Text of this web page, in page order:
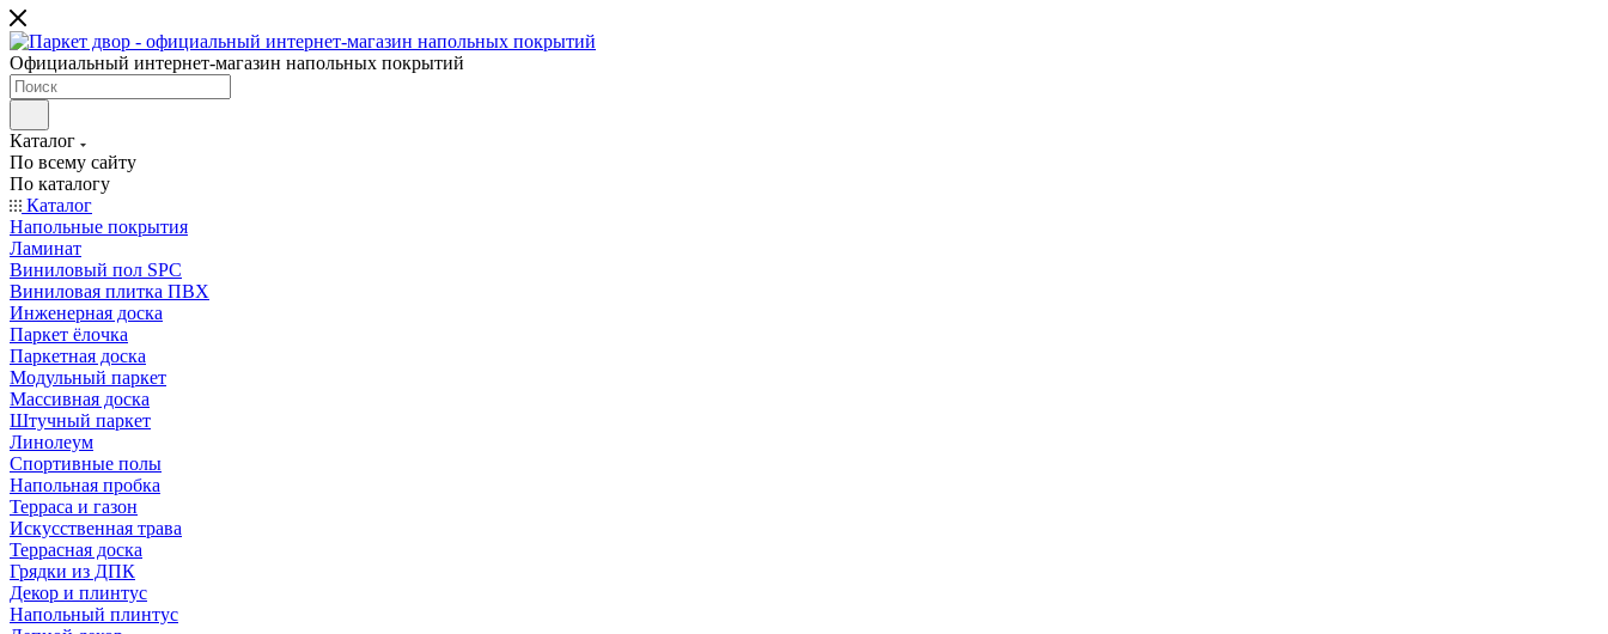
Официальный интернет-магазин напольных покрытий
Каталог
По всему сайту
По каталогу
Каталог
Напольные покрытия
Ламинат
Виниловый пол SPC
Виниловая плитка ПВХ
Инженерная доска
Паркет ёлочка
Паркетная доска
Модульный паркет
Массивная доска
Штучный паркет
Линолеум
Спортивные полы
Напольная пробка
Терраса и газон
Искусственная трава
Террасная доска
Грядки из ДПК
Декор и плинтус
Напольный плинтус